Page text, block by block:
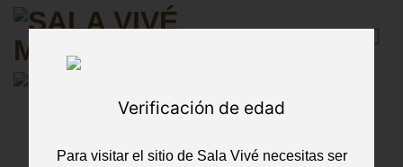
content
Verificación de edad
Para visitar el sitio de Sala Vivé necesitas ser